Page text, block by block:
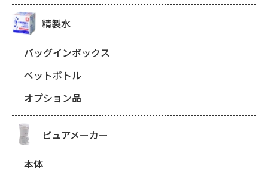
精製水
バッグインボックス
ペットボトル
オプション品
ピュアメーカー
本体